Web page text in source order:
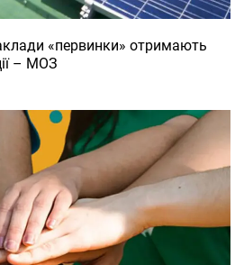
«первинки» отримають
– МОЗ